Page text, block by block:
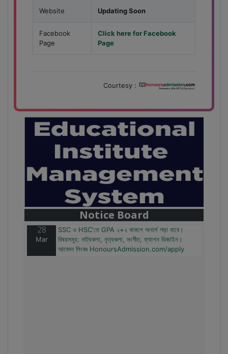
Website Updating Soon
Facebook
Page
Click here for Facebook
Page
Courtesy :
Notice Board
বাজেটের মধ্যে প্রাইভেট ইউনিভার্সিটিতে অনার্স পড়ার সুযোগ।
২০টির অধিক বিষয়, ৪ বছরে মোট খরচ ২ লক্ষ থেকে ৫ লক্ষ টাকা।
আবেদন লিংকঃ HonoursAdmission.com/apply
28
Mar
SSC ও HSC'তে GPA ২+২ থাকলে অনার্স পড়া যাবে।
বিষয়সমূহ: নাট্যকলা, নৃত্যকলা, সংগীত, ফ্যাশন ডিজাইন।
আবেদন লিংকঃ HonoursAdmission.com/apply